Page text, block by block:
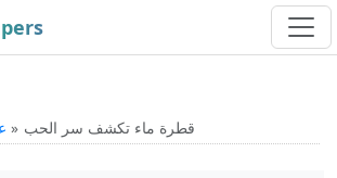
قطرة ماء تكشف سر الحب